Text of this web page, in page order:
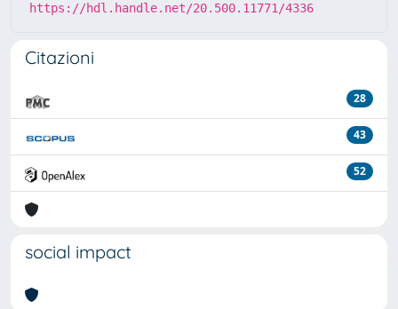
https://hdl.handle.net/20.500.11771/4336
Citazioni
28
43
52
social impact